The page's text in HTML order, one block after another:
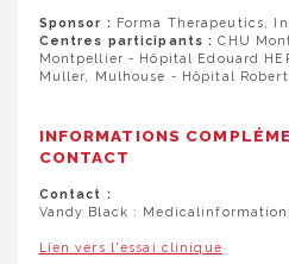
Sponsor : Forma Therapeutics,
Centres participants :CHU
Montpellier - Hôpital Edouard
Muller, Mulhouse - Hôpital Robert
INFORMATIONS
CONTACT
Contact :
Vandy Black :
Lien vers l'essai clinique